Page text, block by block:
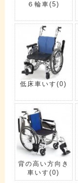
６輪車(5)
低床車いす(0)
背の高い方向き
車いす(0)